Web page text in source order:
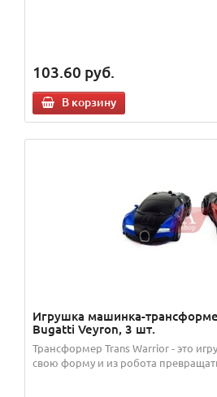
103.60 руб.
В корзину
Игрушка машинка-
Bugatti Veyron, 3 шт.
Трансформер Trans Warrior - это
свою форму и из робота